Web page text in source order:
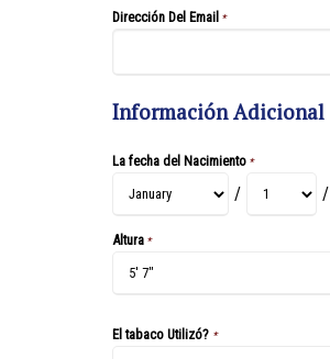
Dirección Del Email *
Información Adicional
La fecha del Nacimiento *
/ /
Altura *
El tabaco Utilizó? *